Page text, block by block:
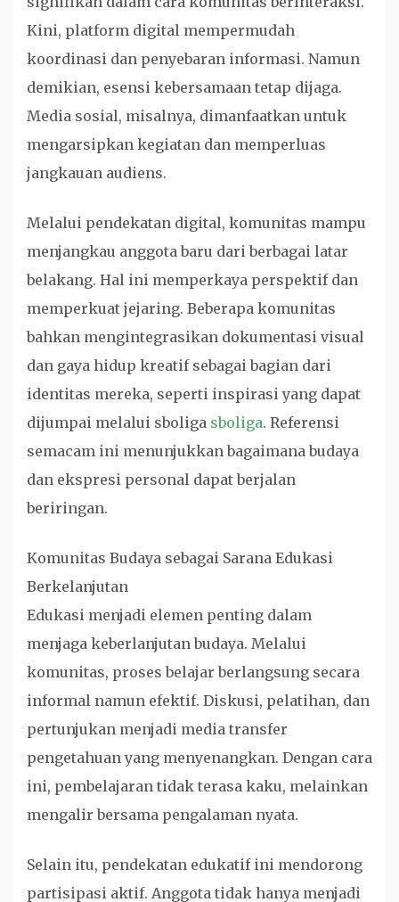
Kini, platform digital mempermudah
koordinasi dan penyebaran informasi. Namun
demikian, esensi kebersamaan tetap dijaga.
Media sosial, misalnya, dimanfaatkan untuk
mengarsipkan kegiatan dan memperluas
jangkauan audiens.
Melalui pendekatan digital, komunitas mampu
menjangkau anggota baru dari berbagai latar
belakang. Hal ini memperkaya perspektif dan
memperkuat jejaring. Beberapa komunitas
bahkan mengintegrasikan dokumentasi visual
dan gaya hidup kreatif sebagai bagian dari
identitas mereka, seperti inspirasi yang dapat
dijumpai melalui sboliga sboliga. Referensi
semacam ini menunjukkan bagaimana budaya
dan ekspresi personal dapat berjalan
beriringan.
Komunitas Budaya sebagai Sarana Edukasi
Berkelanjutan
Edukasi menjadi elemen penting dalam
menjaga keberlanjutan budaya. Melalui
komunitas, proses belajar berlangsung secara
informal namun efektif. Diskusi, pelatihan, dan
pertunjukan menjadi media transfer
pengetahuan yang menyenangkan. Dengan cara
ini, pembelajaran tidak terasa kaku, melainkan
mengalir bersama pengalaman nyata.
Selain itu, pendekatan edukatif ini mendorong
partisipasi aktif. Anggota tidak hanya menjadi